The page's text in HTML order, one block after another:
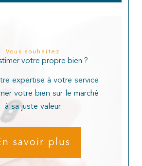
Vous souhaitez
votre propre bien ?
expertise à votre service
votre bien sur le marché
à sa juste valeur.
savoir plus